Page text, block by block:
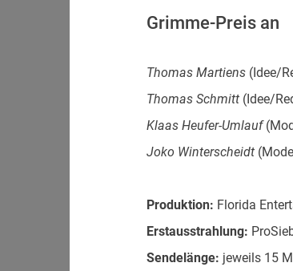
Grimme-Preis an
Thomas Martiens (Idee/
Thomas Schmitt (Idee/
Klaas Heufer-Umlauf
Joko Winterscheidt
Produktion: Florida
Erstausstrahlung:
Sendelänge: jeweils 15